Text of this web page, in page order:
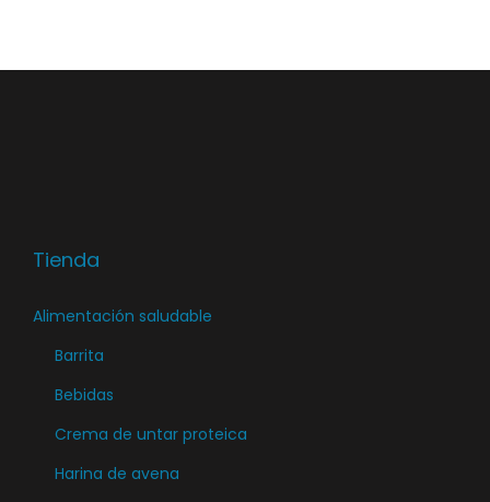
Tienda
Alimentación saludable
Barrita
Bebidas
Crema de untar proteica
Harina de avena